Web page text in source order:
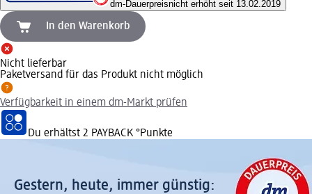
dm-Dauerpreisnicht erhöht seit 13.02.2019
In den Warenkorb
Nicht lieferbar
Paketversand für das Produkt nicht möglich
Verfügbarkeit in einem dm-Markt prüfen
Du erhältst 2 PAYBACK °Punkte
Gestern, heute, immer günstig: